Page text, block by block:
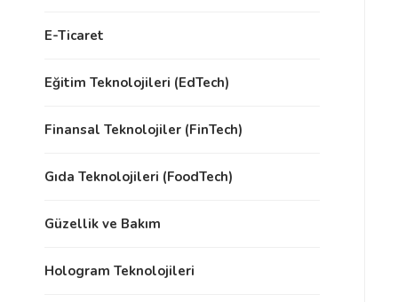
E-Ticaret
Eğitim Teknolojileri (EdTech)
Finansal Teknolojiler (FinTech)
Gıda Teknolojileri (FoodTech)
Güzellik ve Bakım
Hologram Teknolojileri